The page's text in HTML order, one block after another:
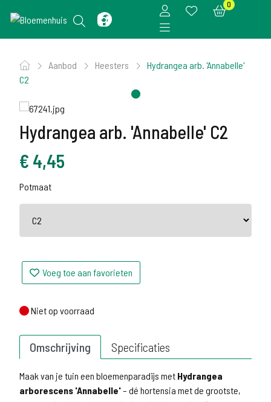
0
Aanbod Heesters
Hydrangea arb. 'Annabelle'
C2
Hydrangea arb. 'Annabelle' C2
€ 4,45
Potmaat
Voeg toe aan favorieten
Niet op voorraad
Niet op voorraad
Omschrijving Specificaties
Maak van je tuin een bloemenparadijs met Hydrangea
arborescens 'Annabelle'– dé hortensia met de grootste,